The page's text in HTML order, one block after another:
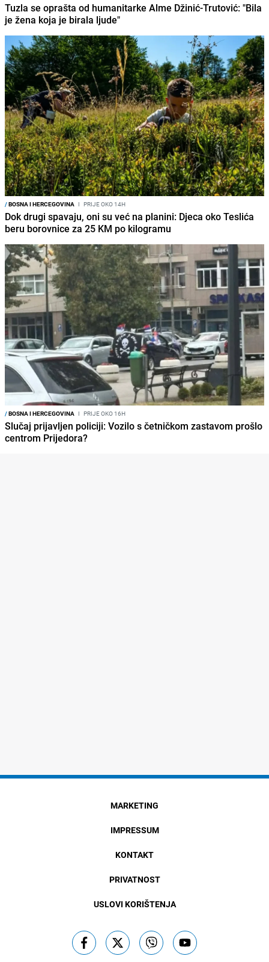
Tuzla se oprašta od humanitarke Alme Džinić-Trutović: "Bila
je žena koja je birala ljude"
/BOSNA I HERCEGOVINA I PRIJE OKO 14H
Dok drugi spavaju, oni su već na planini: Djeca oko Teslića
beru borovnice za 25 KM po kilogramu
/BOSNA I HERCEGOVINA I PRIJE OKO 16H
Slučaj prijavljen policiji: Vozilo s četničkom zastavom prošlo
centrom Prijedora?
MARKETING
IMPRESSUM
KONTAKT
PRIVATNOST
USLOVI KORIŠTENJA